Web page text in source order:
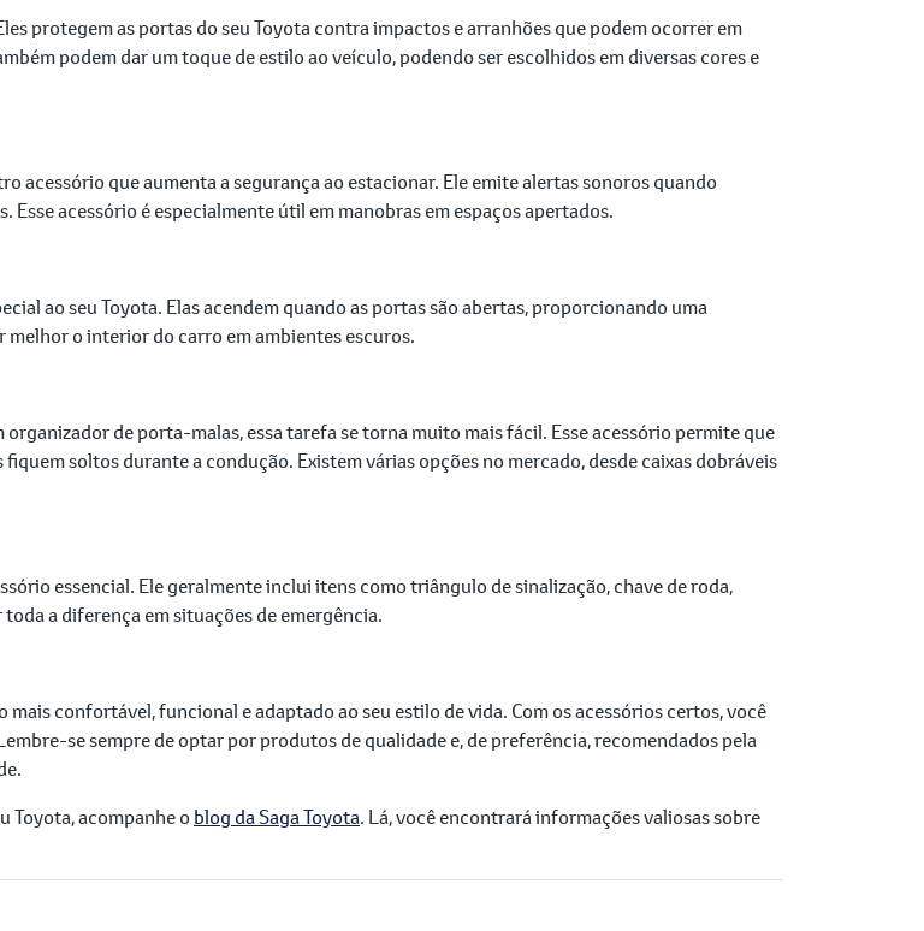
protegem as portas do seu Toyota contra impactos e arranhões que podem ocorrer em
podem dar um toque de estilo ao veículo, podendo ser escolhidos em diversas cores e
acessório que aumenta a segurança ao estacionar. Ele emite alertas sonoros quando
acessório é especialmente útil em manobras em espaços apertados.
ao seu Toyota. Elas acendem quando as portas são abertas, proporcionando uma
melhor o interior do carro em ambientes escuros.
de porta-malas, essa tarefa se torna muito mais fácil. Esse acessório permite que
soltos durante a condução. Existem várias opções no mercado, desde caixas dobráveis
essencial. Ele geralmente inclui itens como triângulo de sinalização, chave de roda,
a diferença em situações de emergência.
confortável, funcional e adaptado ao seu estilo de vida. Com os acessórios certos, você
se sempre de optar por produtos de qualidade e, de preferência, recomendados pela
Toyota, acompanhe o blog da Saga Toyota. Lá, você encontrará informações valiosas sobre